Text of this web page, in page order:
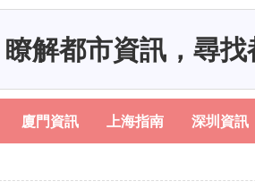
瞭解都市資訊，尋
廈門資訊 上海指南 深圳資訊